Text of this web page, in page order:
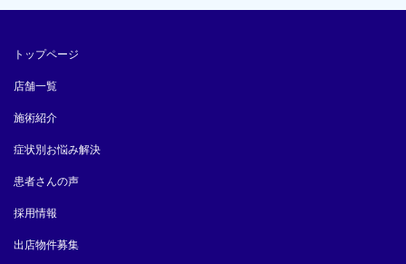
トップページ
店舗一覧
施術紹介
症状別お悩み解決
患者さんの声
採用情報
出店物件募集